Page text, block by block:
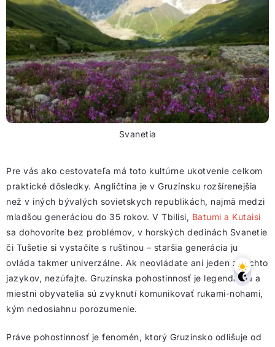
Svanetia
Pre vás ako cestovateľa má toto kultúrne ukotvenie celkom
praktické dôsledky. Angličtina je v Gruzínsku rozšírenejšia
než v iných bývalých sovietskych republikách, najmä medzi
mladšou generáciou do 35 rokov. V Tbilisi, Batumi a Kutaisi
sa dohovoríte bez problémov, v horských dedinách Svanetie
či Tušetie si vystačíte s ruštinou – staršia generácia ju
ovláda takmer univerzálne. Ak neovládate ani jeden z týchto
jazykov, nezúfajte. Gruzínska pohostinnosť je legendárna a
miestni obyvatelia sú zvyknutí komunikovať rukami-nohami,
kým nedosiahnu porozumenie.
Práve pohostinnosť je fenomén, ktorý Gruzínsko odlišuje od